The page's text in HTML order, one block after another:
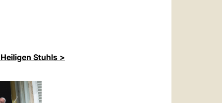
Stuhls >